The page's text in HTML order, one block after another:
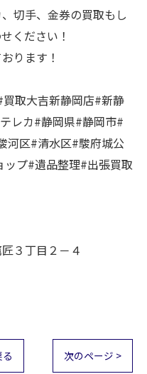
切手、金券の買取もし
ください！
ります！
取大吉新静岡店#新静
レカ#静岡県#静岡市#
河区#清水区#駿府城公
プ#遺品整理#出張買取
丁目２－４
次のページ >